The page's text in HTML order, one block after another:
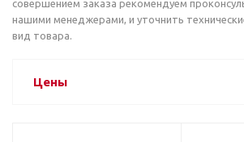
совершением заказа рекомендуем
нашими менеджерами, и уточнить
вид товара.
Цены